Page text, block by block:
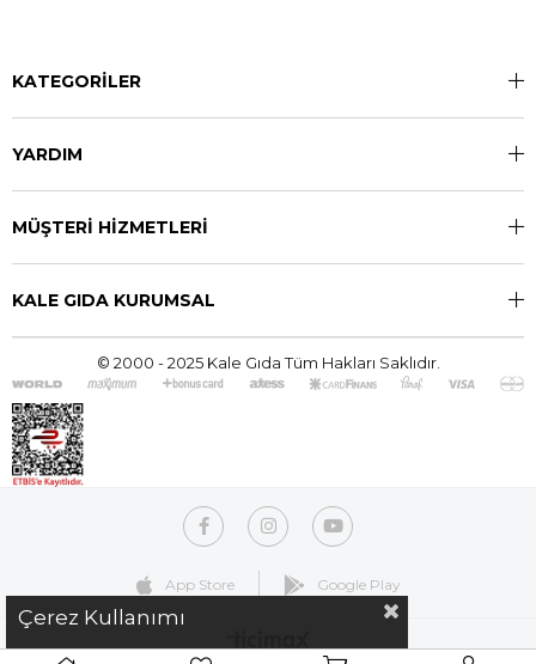
KATEGORİLER
YARDIM
MÜŞTERİ HİZMETLERİ
KALE GIDA KURUMSAL
© 2000 - 2025 Kale Gıda Tüm Hakları Saklıdır.
App Store Google Play
Çerez Kullanımı